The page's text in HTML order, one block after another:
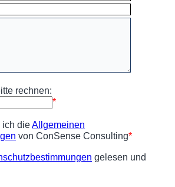
rechnen:
*
ich dieAllgemeinen
von ConSense Consulting*
gelesen und